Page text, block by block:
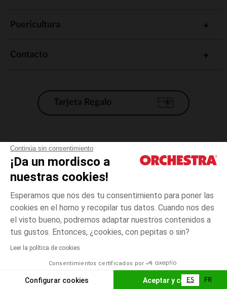
Continúa sin consentimiento
¡Da un mordisco a
nuestras cookies!
Esperamos que nos des tu consentimiento para poner las
cookies en el horno y recopilar tus datos. Cuando nos des
el visto bueno, podremos adaptar nuestros contenidos a
tus gustos. Entonces, ¿cookies, con pepitas o sin?
Leer la política de cookies
Consentimientos certificados por
Configurar cookies Aceptar y cerrar
Beige
3
El pago medidante
AÑADIR A LA CESTA
Puericultura
Contacto
Tarjeta Regalo
Condiciones generales de venta
Aviso Legal
*Condiciones de las ofertas actuales
Gestión de las cookies
Accesibilidad: no conforme
Orchestra adhiere al código de ética de la Federación Francesa de comercio
electrónico y venta a distancia (FEVAD) y al sistema de mediación de
ES FR